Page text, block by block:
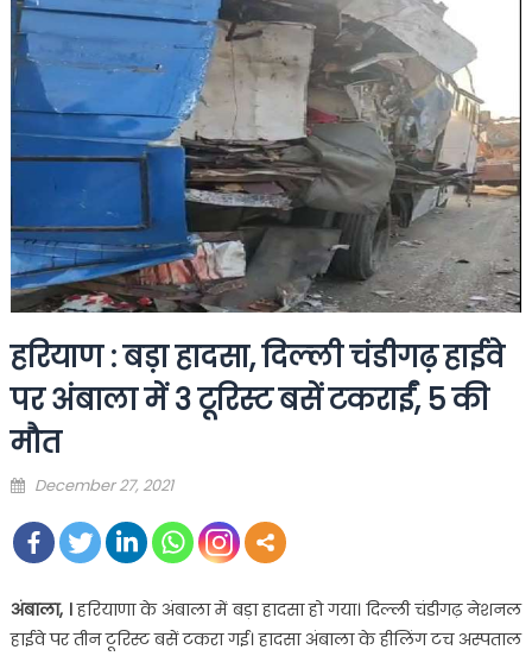
हरियाण : बड़ा हादसा, दिल्‍ली चंडीगढ़ हाईवे
पर अंबाला में 3 टूरिस्‍ट बसें टकराईं, 5 की
मौत
Posted
December 27, 2021
अंबाला, ।हरियाणा के अंबाला में बड़ा हादसा हो गया। दिल्‍ली चंडीगढ़ नेशनल
हाईवे पर तीन टूरिस्‍ट बसें टकरा गई। हादसा अंबाला के हीलिंग टच अस्‍पताल